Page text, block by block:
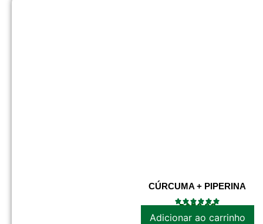
CÚRCUMA + PIPERINA
R$52.30
Adicionar ao carrinho